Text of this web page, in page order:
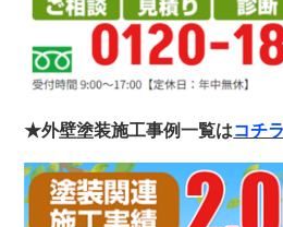
★外壁塗装施工事例一覧はコチ